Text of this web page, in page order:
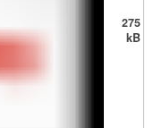
275
kB